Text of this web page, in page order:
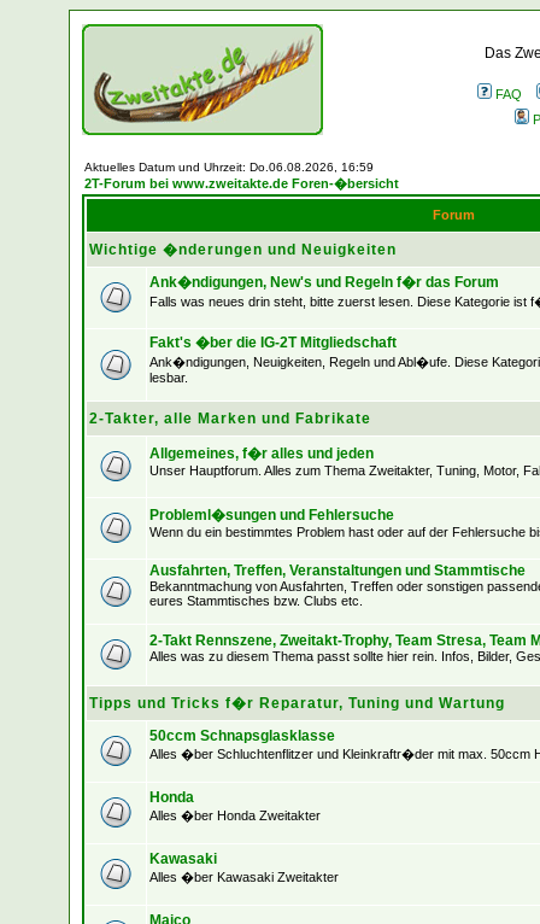
Das
FAQ
Aktuelles Datum und Uhrzeit: Do.06.08.2026, 16:59
2T-Forum bei www.zweitakte.de Foren-�bersicht
Forum
Wichtige �nderungen und Neuigkeiten
Ank�ndigungen, New's und Regeln f�r das Forum
Falls was neues drin steht, bitte zuerst lesen. Diese Kategorie ist
Fakt's �ber die IG-2T Mitgliedschaft
Ank�ndigungen, Neuigkeiten, Regeln und Abl�ufe. Diese
lesbar.
2-Takter, alle Marken und Fabrikate
Allgemeines, f�r alles und jeden
Unser Hauptforum. Alles zum Thema Zweitakter, Tuning, Motor,
Probleml�sungen und Fehlersuche
Wenn du ein bestimmtes Problem hast oder auf der Fehlersuche
Ausfahrten, Treffen, Veranstaltungen und Stammtische
Bekanntmachung von Ausfahrten, Treffen oder sonstigen
eures Stammtisches bzw. Clubs etc.
2-Takt Rennszene, Zweitakt-Trophy, Team Stresa, Team
Alles was zu diesem Thema passt sollte hier rein. Infos, Bilder,
Tipps und Tricks f�r Reparatur, Tuning und Wartung
50ccm Schnapsglasklasse
Alles �ber Schluchtenflitzer und Kleinkraftr�der mit max. 50ccm
Honda
Alles �ber Honda Zweitakter
Kawasaki
Alles �ber Kawasaki Zweitakter
Maico